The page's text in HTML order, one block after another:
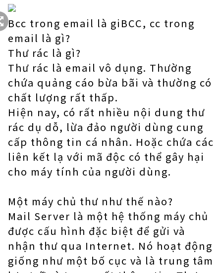
Bcc trong email là giBCC, cc trong
email là gì?
Thư rác là gì?
Thư rác là email vô dụng. Thường
chứa quảng cáo bừa bãi và thường có
chất lượng rất thấp.
Hiện nay, có rất nhiều nội dung thư
rác dụ dỗ, lừa đảo người dùng cung
cấp thông tin cá nhân. Hoặc chứa các
liên kết lạ với mã độc có thể gây hại
cho máy tính của người dùng.
Một máy chủ thư như thế nào?
Mail Server là một hệ thống máy chủ
được cấu hình đặc biệt để gửi và
nhận thư qua Internet. Nó hoạt động
giống như một bố cục và là trung tâm